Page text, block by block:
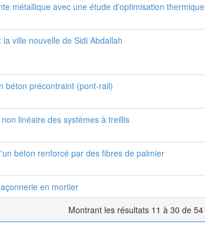
métallique avec une étude d'optimisation thermique
ville nouvelle de Sidi Abdallah
béton précontraint (pont-rail)
linéaire des systèmes à treillis
béton renforcé par des fibres de palmier
en mortier
Montrant les résultats 11 à 30 de 54